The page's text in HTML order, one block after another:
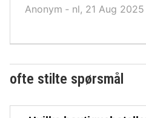
Anonym ‐ nl, 21 Aug 2025
ofte stilte spørsmål